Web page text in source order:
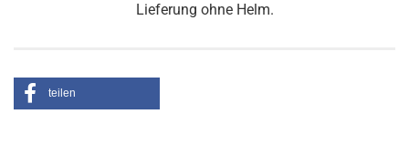
Lieferung ohne Helm.
teilen